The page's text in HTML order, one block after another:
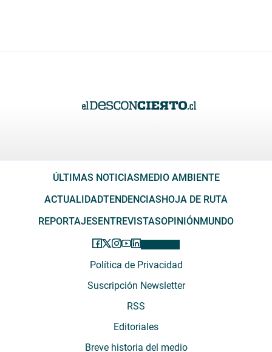
ÚLTIMAS NOTICIASMEDIO AMBIENTE
ACTUALIDADTENDENCIASHOJA DE RUTA
REPORTAJESENTREVISTASOPINIÓNMUNDO
Política de Privacidad
Suscripción Newsletter
RSS
Editoriales
Breve historia del medio